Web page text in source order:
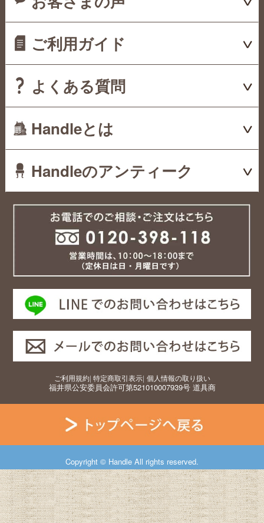
ご利用ガイド
よくある質問
Handleとは
Handleのアンティーク
ご利用規約| 特定商取引表示| 個人情報の取り扱い
福井県公安委員会許可第521010007939号 道具商
Copyright © Handle All rights reserved.